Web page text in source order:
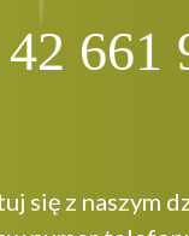
661
się z naszym